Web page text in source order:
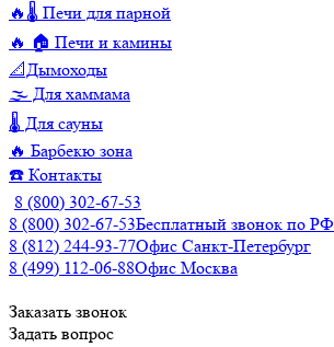
🔥🌡️ Печи для парной
🔥 🏠 Печи и камины
📐Дымоходы
🌫️ Для хаммама
🌡️ Для сауны
🔥 Барбекю зона
☎️ Контакты
8 (800) 302-67-53
8 (800) 302-67-53Бесплатный звонок по РФ
8 (812) 244-93-77Офис Санкт-Петербург
8 (499) 112-06-88Офис Москва
Заказать звонок
Задать вопрос